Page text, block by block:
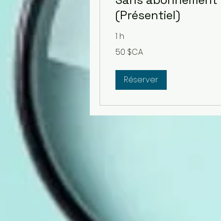
(Présentiel)
1 h
dollars
50 $CA
Réserver